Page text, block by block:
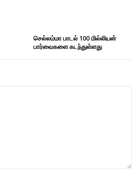
செல்லம்மா பாடல் 100 மில்லியன்
பார்வைகளை கடந்துள்ளது